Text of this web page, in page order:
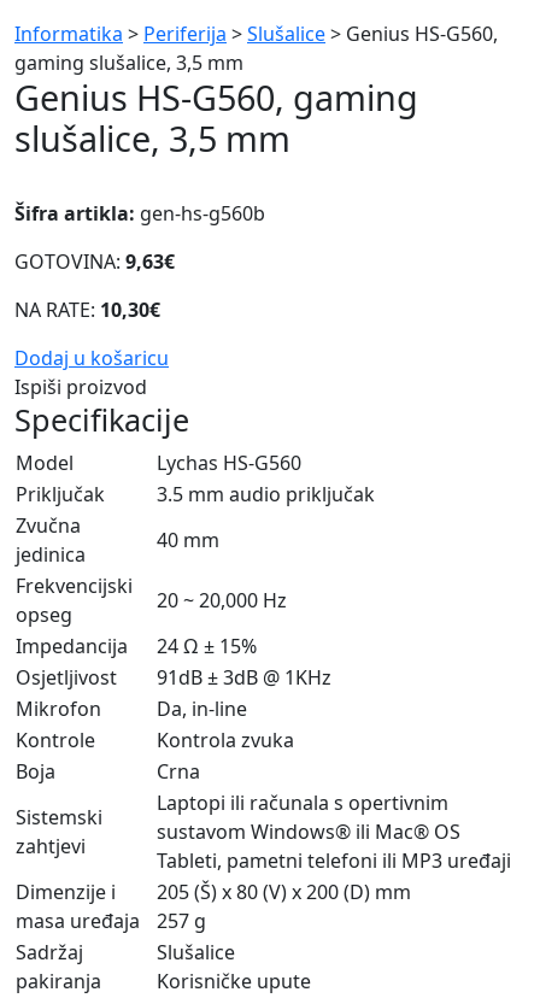
Informatika > Periferija >Slušalice> Genius HS-G560,
gaming slušalice, 3,5 mm
Genius HS-G560, gaming
slušalice, 3,5 mm
Šifra artikla: gen-hs-g560b
GOTOVINA: 9,63€
NA RATE: 10,30€
Dodaj u košaricu
Ispiši proizvod
Specifikacije
Model
Lychas HS-G560
Priključak
3.5 mm audio priključak
Zvučna
jedinica
40 mm
Frekvencijski
opseg
20 ~ 20,000 Hz
Impedancija
24 Ω ± 15%
Osjetljivost
91dB ± 3dB @ 1KHz
Mikrofon
Da, in-line
Kontrole
Kontrola zvuka
Boja
Crna
Sistemski
zahtjevi
Laptopi ili računala s opertivnim
sustavom Windows® ili Mac® OS
Tableti, pametni telefoni ili MP3 uređaji
Dimenzije i
masa uređaja
205 (Š) x 80 (V) x 200 (D) mm
257 g
Sadržaj
pakiranja
Slušalice
Korisničke upute